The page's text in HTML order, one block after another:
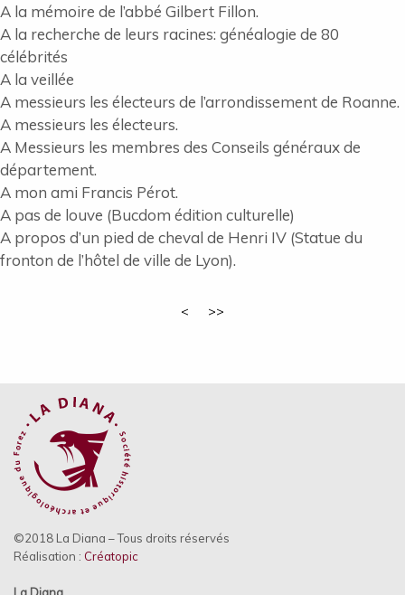
A la mémoire de l’abbé Gilbert Fillon.
A la recherche de leurs racines: généalogie de 80
célébrités
A la veillée
A messieurs les électeurs de l’arrondissement de Roanne.
A messieurs les électeurs.
A Messieurs les membres des Conseils généraux de
département.
A mon ami Francis Pérot.
A pas de louve (Bucdom édition culturelle)
A propos d’un pied de cheval de Henri IV (Statue du
fronton de l’hôtel de ville de Lyon).
< >>
©2018 La Diana – Tous droits réservés
Réalisation : Créatopic